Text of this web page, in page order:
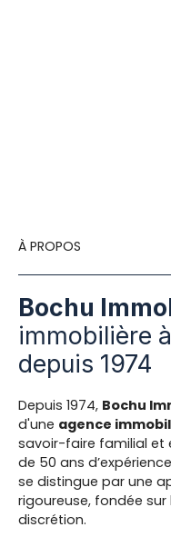
À PROPOS
Bochu
immobilière
depuis 1974
Depuis 1974, Bochu
d'une agence
savoir-faire familial et
de 50 ans
se distingue par une
rigoureuse, fondée
discrétion.